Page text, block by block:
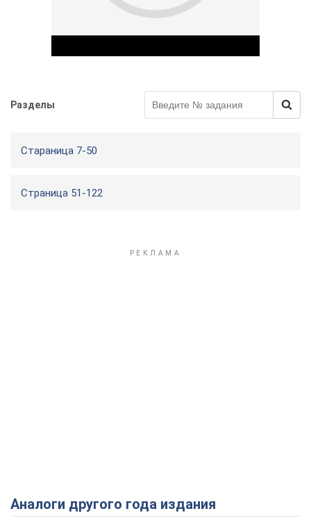
Разделы
Стараница 7-50
Страница 51-122
Аналоги другого года издания